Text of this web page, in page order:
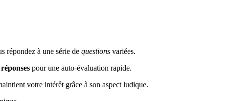
répondez à une série de questions variées.
réponses pour une auto-évaluation rapide.
votre intérêt grâce à son aspect ludique.